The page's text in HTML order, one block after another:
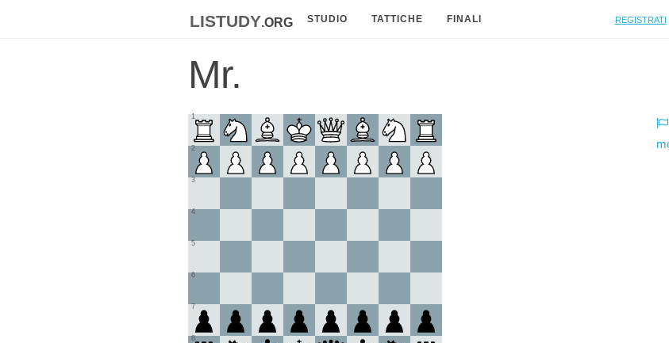
listudy.org STUDIO TATTICHE FINALI Registrati
Mr.
1
2
3
4
5
6
7
8